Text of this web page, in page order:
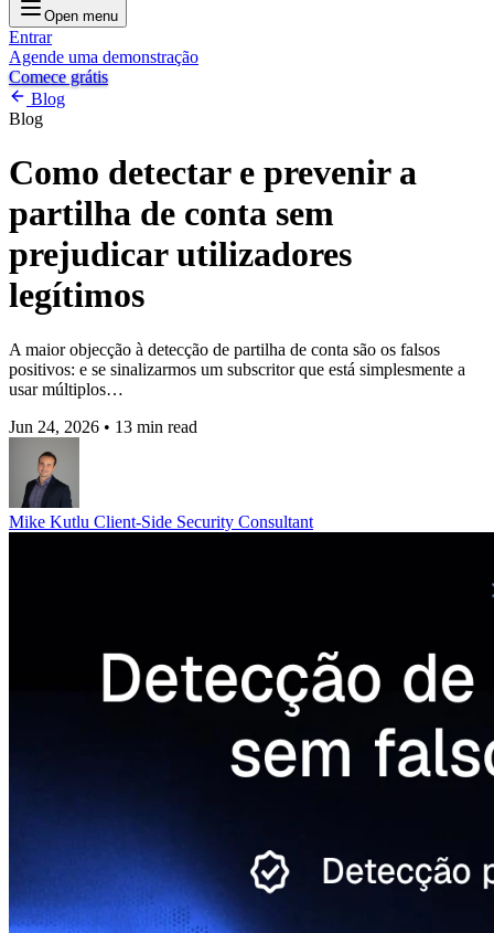
Open menu
Entrar
Agende uma demonstração
Comece grátis
Blog
Blog
Como detectar e prevenir a
partilha de conta sem
prejudicar utilizadores
legítimos
A maior objecção à detecção de partilha de conta são os falsos
positivos: e se sinalizarmos um subscritor que está simplesmente a
usar múltiplos…
Jun 24, 2026 • 13 min read
Mike Kutlu Client-Side Security Consultant